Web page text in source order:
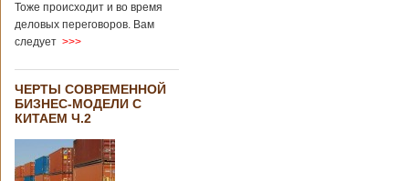
Тоже происходит и во время
деловых переговоров. Вам
следует >>>
ЧЕРТЫ СОВРЕМЕННОЙ
БИЗНЕС-МОДЕЛИ С
КИТАЕМ Ч.2